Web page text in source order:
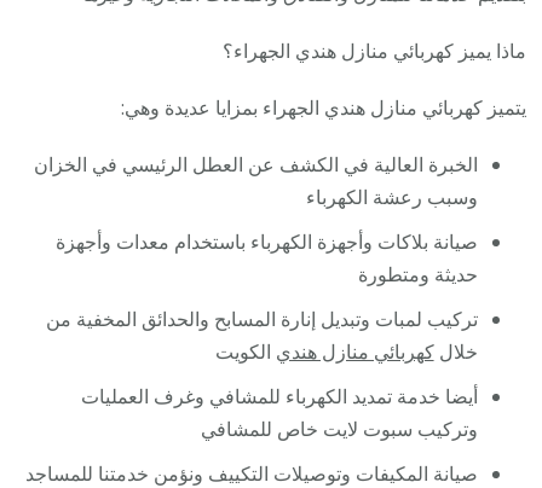
ماذا يميز كهربائي منازل هندي الجهراء؟
يتميز كهربائي منازل هندي الجهراء بمزايا عديدة وهي:
الخبرة العالية في الكشف عن العطل الرئيسي في الخزان
وسبب رعشة الكهرباء
صيانة بلاكات وأجهزة الكهرباء باستخدام معدات وأجهزة
حديثة ومتطورة
تركيب لمبات وتبديل إنارة المسابح والحدائق المخفية من
خلالكهربائي منازل هندي الكويت
أيضا خدمة تمديد الكهرباء للمشافي وغرف العمليات
وتركيب سبوت لايت خاص للمشافي
صيانة المكيفات وتوصيلات التكييف ونؤمن خدمتنا للمساجد